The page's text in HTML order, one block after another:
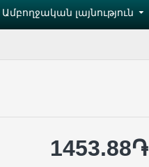
Ամբողջական լայնություն
1453.88֏